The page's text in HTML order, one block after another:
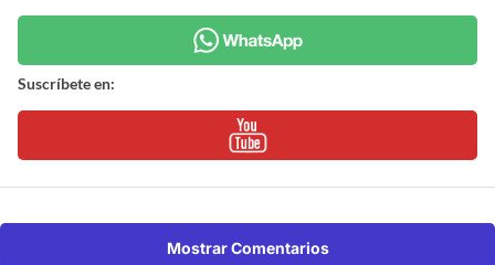
Suscríbete en:
Mostrar Comentarios